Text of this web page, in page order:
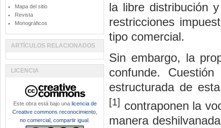
la libre distribución
restricciones
tipo comercial.
Sin embargo, la
confunde.
estructurada de
[1] contraponen la
manera
Mapa del sitio
Revista
Monográficos
ARTÍCULOS RELACIONADOS
LICENCIA
Este obra está bajo una licencia de
Creative commons reconocimiento,
no comercial, compartir igual